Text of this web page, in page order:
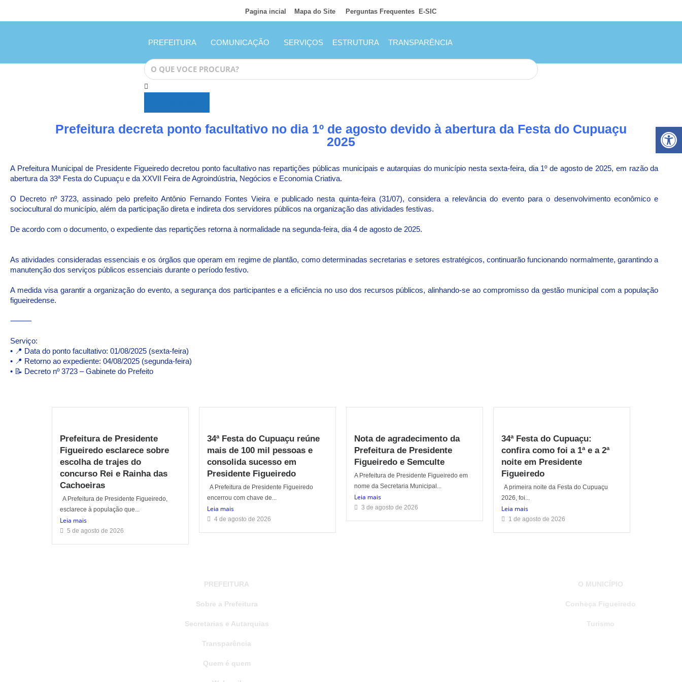
Pagina incial Mapa do Site Perguntas Frequentes E-SIC
PREFEITURA COMUNICAÇÃO SERVIÇOS ESTRUTURA TRANSPARÊNCIA
Prefeitura decreta ponto facultativo no dia 1º de agosto devido à abertura da Festa do Cupuaçu
2025
A Prefeitura Municipal de Presidente Figueiredo decretou ponto facultativo nas repartições públicas municipais e autarquias do município nesta sexta-feira, dia 1º de agosto de 2025, em razão da
abertura da 33ª Festa do Cupuaçu e da XXVII Feira de Agroindústria, Negócios e Economia Criativa.
O Decreto nº 3723, assinado pelo prefeito Antônio Fernando Fontes Vieira e publicado nesta quinta-feira (31/07), considera a relevância do evento para o desenvolvimento econômico e
sociocultural do município, além da participação direta e indireta dos servidores públicos na organização das atividades festivas.
De acordo com o documento, o expediente das repartições retorna à normalidade na segunda-feira, dia 4 de agosto de 2025.
As atividades consideradas essenciais e os órgãos que operam em regime de plantão, como determinadas secretarias e setores estratégicos, continuarão funcionando normalmente, garantindo a
manutenção dos serviços públicos essenciais durante o período festivo.
A medida visa garantir a organização do evento, a segurança dos participantes e a eficiência no uso dos recursos públicos, alinhando-se ao compromisso da gestão municipal com a população
figueiredense.
⸻
Serviço:
• 📍 Data do ponto facultativo: 01/08/2025 (sexta-feira)
• 📍 Retorno ao expediente: 04/08/2025 (segunda-feira)
• 📝 Decreto nº 3723 – Gabinete do Prefeito
Prefeitura de Presidente
Figueiredo esclarece sobre
escolha de trajes do
concurso Rei e Rainha das
Cachoeiras
A Prefeitura de Presidente Figueiredo,
esclarece à população que...
Leia mais
5 de agosto de 2026
34ª Festa do Cupuaçu reúne
mais de 100 mil pessoas e
consolida sucesso em
Presidente Figueiredo
A Prefeitura de Presidente Figueiredo
encerrou com chave de...
Leia mais
4 de agosto de 2026
Nota de agradecimento da
Prefeitura de Presidente
Figueiredo e Semculte
A Prefeitura de Presidente Figueiredo em
nome da Secretaria Municipal...
Leia mais
3 de agosto de 2026
34ª Festa do Cupuaçu:
confira como foi a 1ª e a 2ª
noite em Presidente
Figueiredo
A primeira noite da Festa do Cupuaçu
2026, foi...
Leia mais
1 de agosto de 2026
PREFEITURA
Sobre a Prefeitura
Secretarias e Autarquias
Transparência
Quem é quem
O MUNICÍPIO
Conheça Figueiredo
Turismo